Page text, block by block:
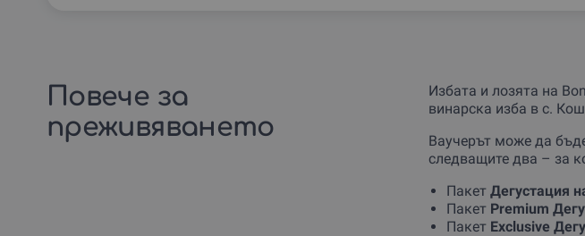
Повече за
преживяването
Избата и лозята на
винарска изба в с.
Ваучерът може да
следващите два – за
Пакет Дегустация
Пакет Premium
Пакет Exclusive